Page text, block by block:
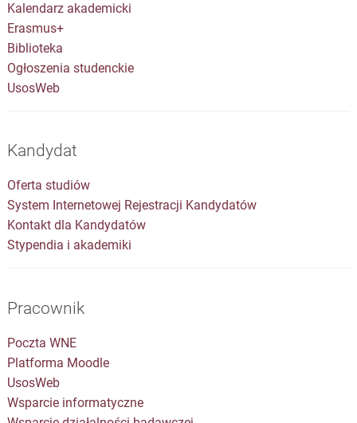
Kalendarz akademicki
Erasmus+
Biblioteka
Ogłoszenia studenckie
UsosWeb
Kandydat
Oferta studiów
System Internetowej Rejestracji Kandydatów
Kontakt dla Kandydatów
Stypendia i akademiki
Pracownik
Poczta WNE
Platforma Moodle
UsosWeb
Wsparcie informatyczne